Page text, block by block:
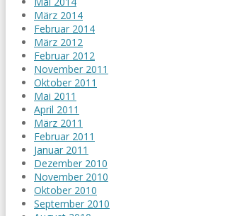
März 2014
Februar 2014
März 2012
Februar 2012
November 2011
Oktober 2011
Mai 2011
April 2011
März 2011
Februar 2011
Januar 2011
Dezember 2010
November 2010
Oktober 2010
September 2010